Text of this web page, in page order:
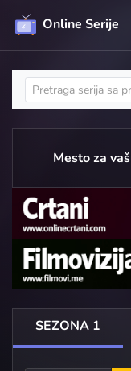
Online Serije
Mesto za
SEZONA 1